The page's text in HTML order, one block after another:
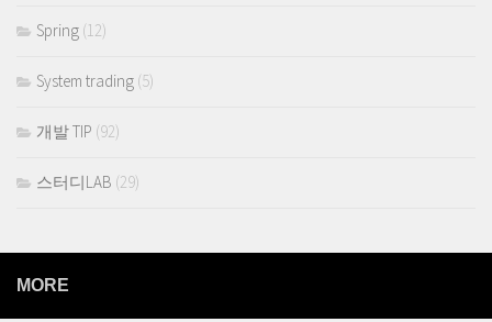
Spring (12)
System trading (5)
개발 TIP (92)
스터디LAB (29)
MORE